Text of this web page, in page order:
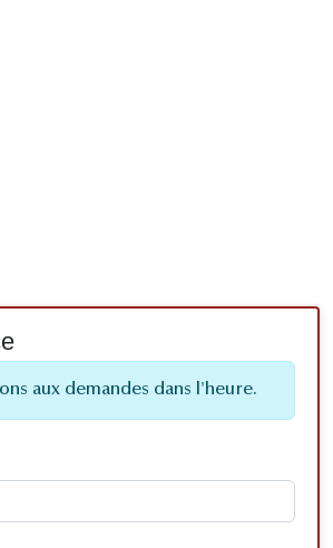
aux demandes dans l'heure.